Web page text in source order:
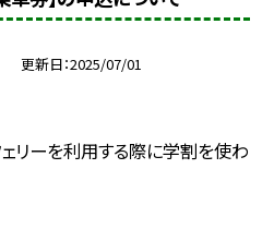
更新日 2025/07/01
フェリーを利用する際に学割を使わ